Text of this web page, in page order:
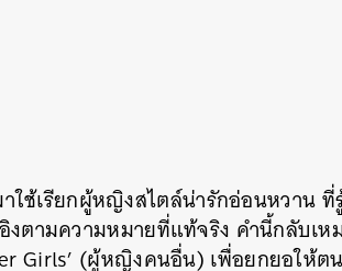
ใช้เรียกผู้หญิงสไตล์น่ารักอ่อนหวาน
งตามความหมายที่แท้จริง คำนี้กลับเ
Girls’ (ผู้หญิงคนอื่น) เพื่อยกยอให้ต